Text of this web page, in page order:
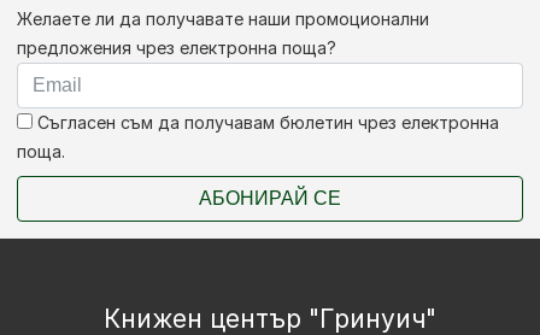
Желаете ли да получавате наши промоционални
предложения чрез електронна поща?
Съгласен съм да получавам бюлетин чрез електронна
поща.
АБОНИРАЙ СЕ
Книжен център "Гринуич"